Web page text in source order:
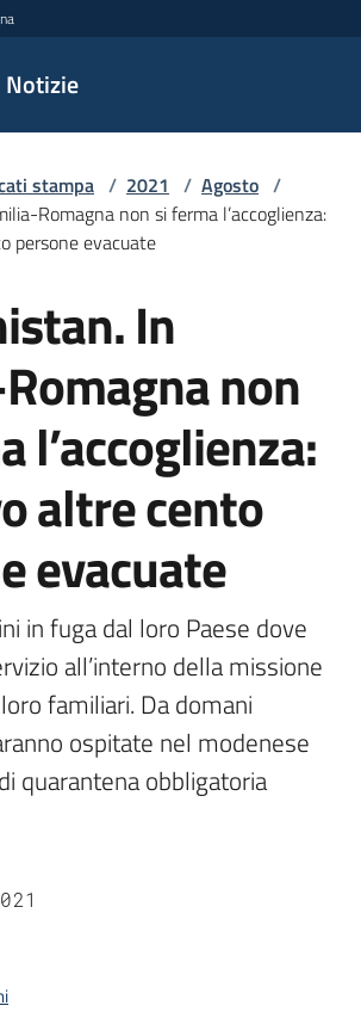
Notizie
stampa / 2021 / Agosto /
Romagna non si ferma l’accoglienza:
persone evacuate
In
non
l’accoglienza:
altre cento
evacuate
in fuga dal loro Paese dove
all’interno della missione
familiari. Da domani
ospitate nel modenese
quarantena obbligatoria